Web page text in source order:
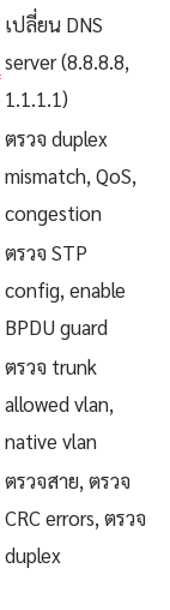
เปลี่ยน DNS
server (8.8.8.8,
1.1.1.1)
ตรวจ duplex
mismatch, QoS,
congestion
ตรวจ STP
config, enable
BPDU guard
ตรวจ trunk
allowed vlan,
native vlan
ตรวจสาย, ตรวจ
CRC errors, ตรวจ
duplex